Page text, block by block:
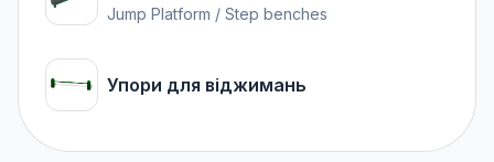
Jump Platform / Step benches
Упори для віджимань